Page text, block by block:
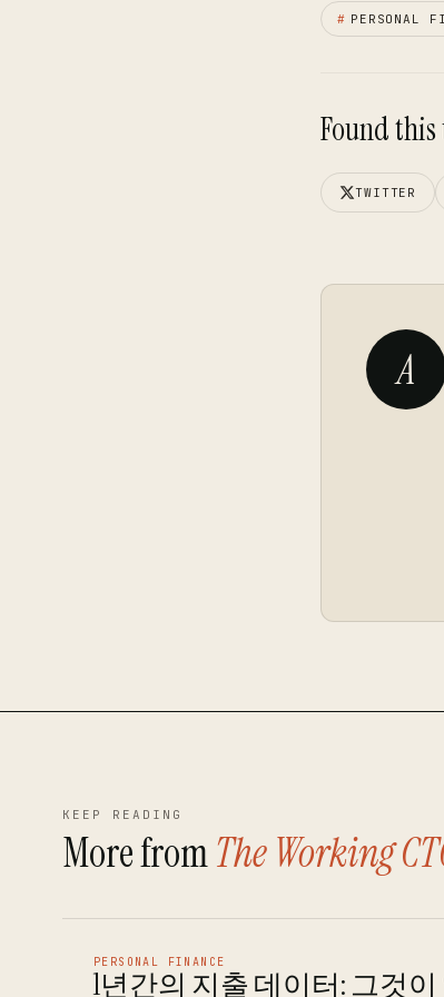
# PERSONAL
Found this
TWITTER
A
KEEP READING
More fromThe Working
PERSONAL FINANCE
1년간의 지출 데이터: 그것이